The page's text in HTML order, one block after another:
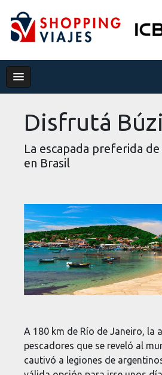
Disfrutá
La escapada preferida
en Brasil
A 180 km de Río de Janeiro, la
pescadores que se reveló al
cautivó a legiones de